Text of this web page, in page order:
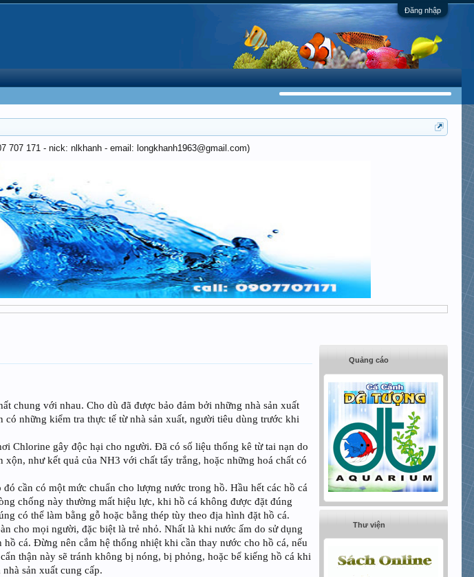
Đăng nhập
707 171 - nick: nlkhanh - email: longkhanh1963@gmail.com)
chung với nhau. Cho dù đã được bảo đảm bởi những nhà sản xuất
những kiểm tra thực tế từ nhà sản xuất, người tiêu dùng trước khi
Chlorine gây độc hại cho người. Đã có số liệu thống kê từ tai nạn do
như kết quả của NH3 với chất tẩy trắng, hoặc những hoá chất có
cần có một mức chuẩn cho lượng nước trong hồ. Hầu hết các hồ cá
chống này thường mất hiệu lực, khi hồ cá không được đặt đúng
có thể làm bằng gỗ hoặc bằng thép tùy theo địa hình đặt hồ cá.
cho mọi người, đặc biệt là trẻ nhỏ. Nhất là khi nước ấm do sử dụng
cá. Đừng nên cắm hệ thống nhiệt khi cần thay nước cho hồ cá, nếu
thận này sẽ tránh không bị nóng, bị phỏng, hoặc bể kiếng hồ cá khi
sản xuất cung cấp.
Quảng cáo
Thư viện